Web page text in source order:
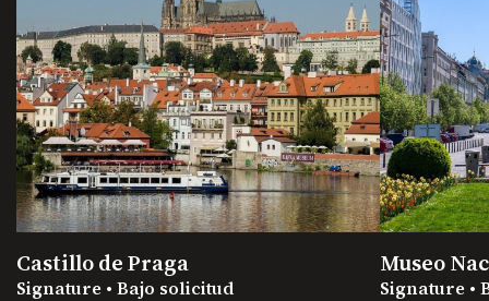
Castillo de Praga
Signature • Bajo solicitud
Museo
Signature •